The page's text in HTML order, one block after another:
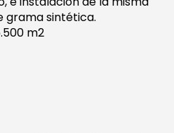
grama sintética.
m2